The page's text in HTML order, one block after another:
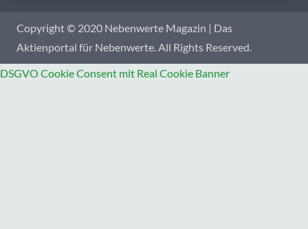
Copyright © 2020 Nebenwerte Magazin | Das
Aktienportal für Nebenwerte. All Rights Reserved.
DSGVO Cookie Consent mit Real Cookie Banner